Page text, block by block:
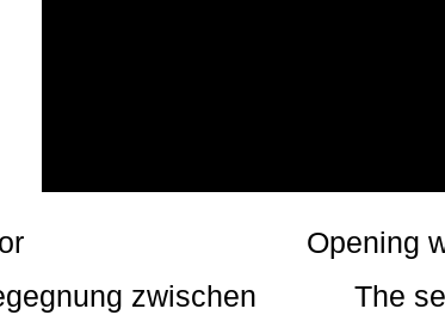
zwischen
Opening
The